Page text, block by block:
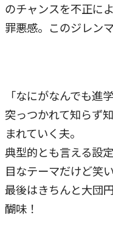
のチャンスを不正に
罪悪感。このジレン
「なにがなんでも進
突っつかれて知らず
まれていく夫。
典型的とも言える設
目なテーマだけど笑
最後はきちんと大団
醐味！